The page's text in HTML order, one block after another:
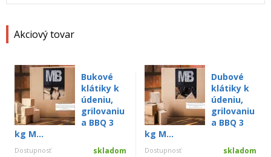
Akciový tovar
Bukové
klátiky k
údeniu,
grilovaniu
a BBQ 3
kg M...
Dostupnosť skladom
Dubové
klátiky k
údeniu,
grilovaniu
a BBQ 3
kg M...
Dostupnosť skladom